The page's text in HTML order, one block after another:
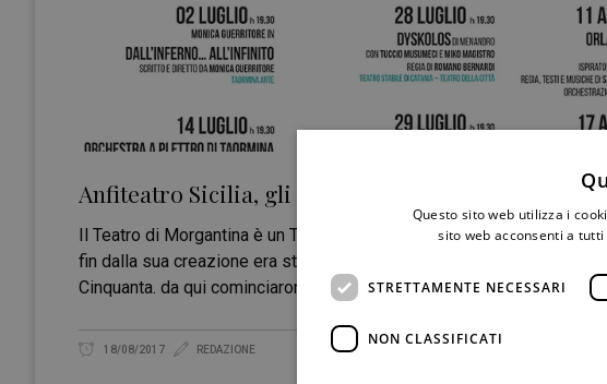
Anfiteatro Sicilia, gli spettacoli a Morgantina
Il Teatro di Morgantina è un Teatro Antico di epoca greca che si
fin dalla sua creazione era stato consacrato a Dionisio. I primi
Cinquanta. da qui cominciarono gli scavi che oggi
18/08/2017 REDAZIONE
Questo sito web utilizza i
sito web acconsenti a
STRETTAMENTE NECESSARI
NON CLASSIFICATI